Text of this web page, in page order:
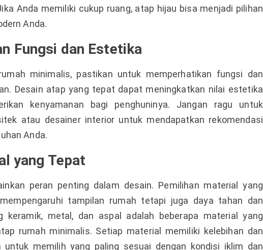
Anda memiliki cukup ruang, atap hijau bisa menjadi pilihan
Anda.
Fungsi dan Estetika
minimalis, pastikan untuk memperhatikan fungsi dan
Desain atap yang tepat dapat meningkatkan nilai estetika
kenyamanan bagi penghuninya. Jangan ragu untuk
atau desainer interior untuk mendapatkan rekomendasi
Anda.
yang Tepat
peran penting dalam desain. Pemilihan material yang
tampilan rumah tetapi juga daya tahan dan
keramik, metal, dan aspal adalah beberapa material yang
rumah minimalis. Setiap material memiliki kelebihan dan
untuk memilih yang paling sesuai dengan kondisi iklim dan